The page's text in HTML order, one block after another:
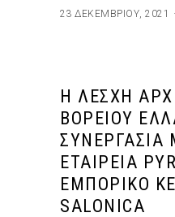
23 ΔΕΚΕΜΒΡΊΟΥ, 2021
Η ΛΈΣΧΗ
ΒΟΡΕΊΟΥ
ΣΥΝΕΡΓΑΣΊΑ
ΕΤΑΙΡΕΊΑ
ΕΜΠΟΡΙΚΌ
SALONICA